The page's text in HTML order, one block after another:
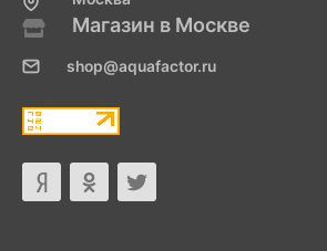
Магазин в Москве
shop@aquafactor.ru